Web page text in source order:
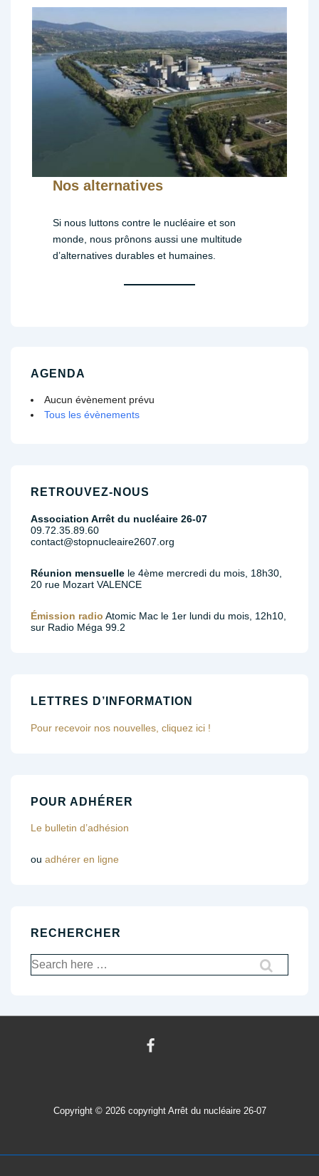
Nos alternatives
Si nous luttons contre le nucléaire et son
monde, nous prônons aussi une multitude
d’alternatives durables et humaines.
AGENDA
Aucun évènement prévu
Tous les évènements
RETROUVEZ-NOUS
Association Arrêt du nucléaire 26-07
09.72.35.89.60
contact@stopnucleaire2607.org
Réunion mensuelle le 4ème mercredi du mois, 18h30,
20 rue Mozart VALENCE
Émission radio Atomic Mac le 1er lundi du mois, 12h10,
sur Radio Méga 99.2
LETTRES D’INFORMATION
Pour recevoir nos nouvelles, cliquez ici !
POUR ADHÉRER
Le bulletin d’adhésion
ou adhérer en ligne
RECHERCHER
Recherche
pour:
Copyright © 2026 copyright Arrêt du nucléaire 26-07